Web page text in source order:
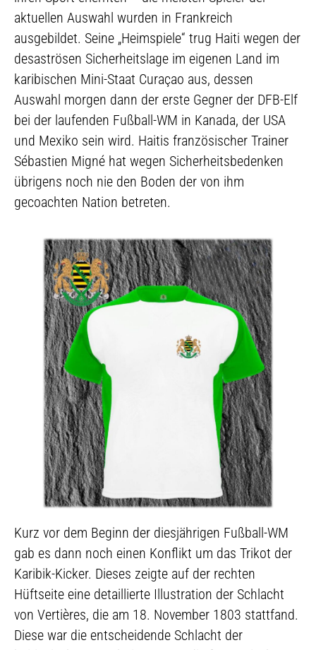
aktuellen Auswahl wurden in Frankreich
ausgebildet. Seine „Heimspiele“ trug Haiti wegen der
desaströsen Sicherheitslage im eigenen Land im
karibischen Mini-Staat Curaçao aus, dessen
Auswahl morgen dann der erste Gegner der DFB-Elf
bei der laufenden Fußball-WM in Kanada, der USA
und Mexiko sein wird. Haitis französischer Trainer
Sébastien Migné hat wegen Sicherheitsbedenken
übrigens noch nie den Boden der von ihm
gecoachten Nation betreten.
Kurz vor dem Beginn der diesjährigen Fußball-WM
gab es dann noch einen Konflikt um das Trikot der
Karibik-Kicker. Dieses zeigte auf der rechten
Hüftseite eine detaillierte Illustration der Schlacht
von Vertières, die am 18. November 1803 stattfand.
Diese war die entscheidende Schlacht der